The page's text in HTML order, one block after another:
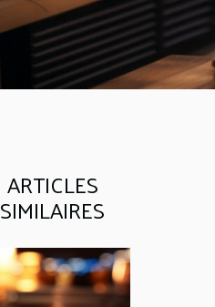
ARTICLES
SIMILAIRES